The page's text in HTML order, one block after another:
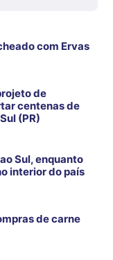
com Ervas
de
centenas de
(PR)
Sul, enquanto
interior do país
de carne